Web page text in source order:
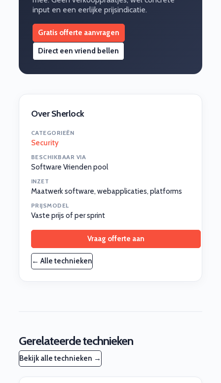
input en een eerlijke prijsindicatie.
Gratis offerte aanvragen
Direct een vriend bellen
Over Sherlock
CATEGORIEËN
Security
BESCHIKBAAR VIA
Software Vrienden pool
INZET
Maatwerk software, webapplicaties, platforms
PRIJSMODEL
Vaste prijs of per sprint
Vraag offerte aan
← Alle technieken
Gerelateerde technieken
Bekijk alle technieken →